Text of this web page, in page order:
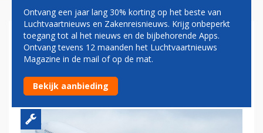
AIRBUS OVERWEEGT
VRACHTVERSIE VAN DE
A330NEO
Ontvang een jaar lang 30% korting op het beste van
Luchtvaartnieuws en Zakenreisnieuws. Krijg onbeperkt
toegang tot al het nieuws en de bijbehorende Apps.
Ontvang tevens 12 maanden het Luchtvaartnieuws
Magazine in de mail of op de mat.
Bekijk aanbieding